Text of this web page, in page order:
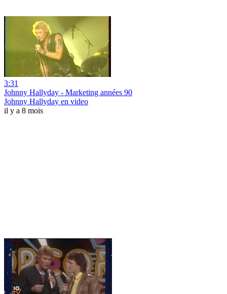
3:31
Johnny Hallyday - Marketing années 90
Johnny Hallyday en video
il y a 8 mois